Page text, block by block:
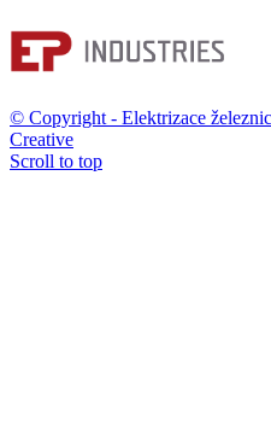
© Copyright - Elektrizace
Creative
Scroll to top